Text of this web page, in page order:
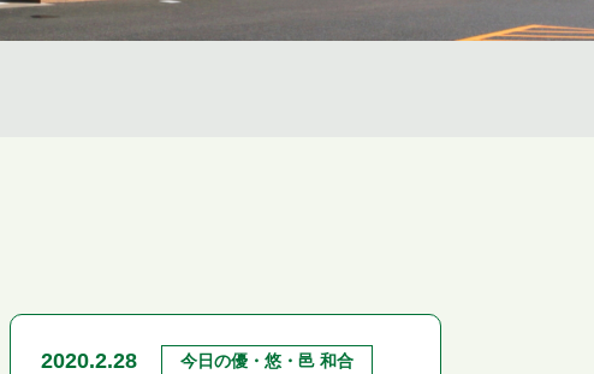
2020.2.28 今日の優・悠・邑 和合